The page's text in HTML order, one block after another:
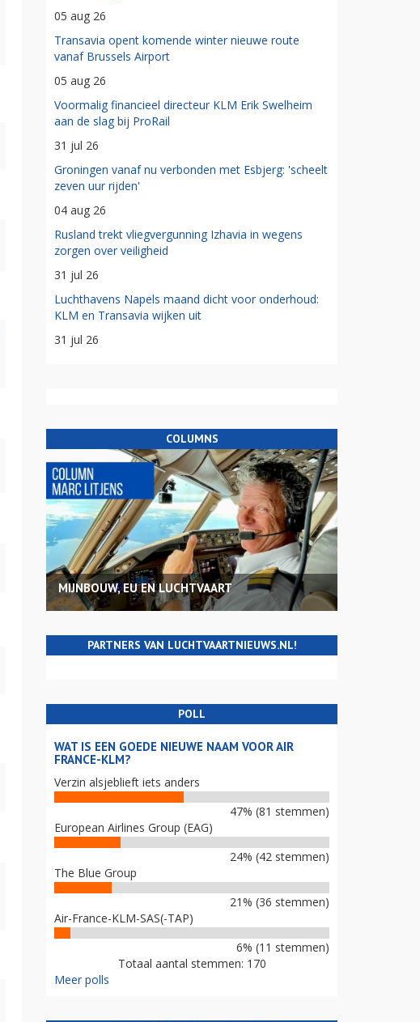
05 aug 26
Transavia opent komende winter nieuwe route
vanaf Brussels Airport
05 aug 26
Voormalig financieel directeur KLM Erik Swelheim
aan de slag bij ProRail
31 jul 26
Groningen vanaf nu verbonden met Esbjerg: 'scheelt
zeven uur rijden'
04 aug 26
Rusland trekt vliegvergunning Izhavia in wegens
zorgen over veiligheid
31 jul 26
Luchthavens Napels maand dicht voor onderhoud:
KLM en Transavia wijken uit
31 jul 26
COLUMNS
MIJNBOUW, EU EN LUCHTVAART
PARTNERS VAN LUCHTVAARTNIEUWS.NL!
POLL
WAT IS EEN GOEDE NIEUWE NAAM VOOR AIR
FRANCE-KLM?
Verzin alsjeblieft iets anders
47% (81 stemmen)
European Airlines Group (EAG)
24% (42 stemmen)
The Blue Group
21% (36 stemmen)
Air-France-KLM-SAS(-TAP)
6% (11 stemmen)
Totaal aantal stemmen: 170
Meer polls